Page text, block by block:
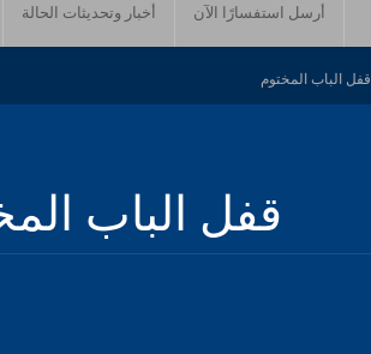
أخبار وتحديثات الحالة أرسل استفسارًا الآن
قفل الباب المختوم
قفل الباب